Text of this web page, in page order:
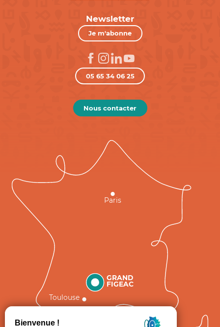
Newsletter
Je m'abonne
05 65 34 06 25
Nous contacter
GRAND
FIGEAC
Toulouse
Paris